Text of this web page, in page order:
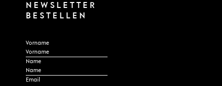
NEWSLETTER
BESTELLEN
Section
Vorname
Name
Email